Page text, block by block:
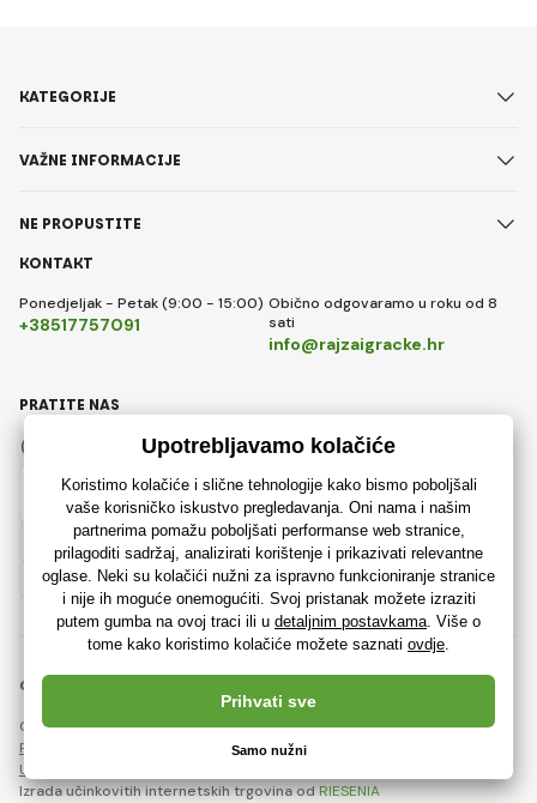
KONTAKT
Ponedjeljak - Petak (9:00 - 15:00)
+38517757091
Obično odgovaramo u roku od 8
sati
info@rajzaigracke.hr
KATEGORIJE
VAŽNE INFORMACIJE
NE PROPUSTITE
Hrvatski
PRATITE NAS
Instagram
© 2018 - 2026 Rajzaigracke.hr, Sva prava pridržana
Ova stranica je zaštićena reCAPTCHA-om i primjenjuju se
Pravila o zaštiti osobnih podatakatvrtke Google i njihova
Ugovorni uvjeti
Izrada učinkovitih internetskih trgovina odRIESENIA